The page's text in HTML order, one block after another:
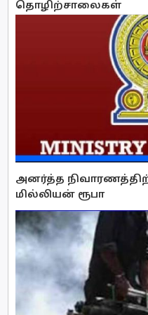
தொழிற்சாலைகள்
அனர்த்த
மில்லியன் ரூபா